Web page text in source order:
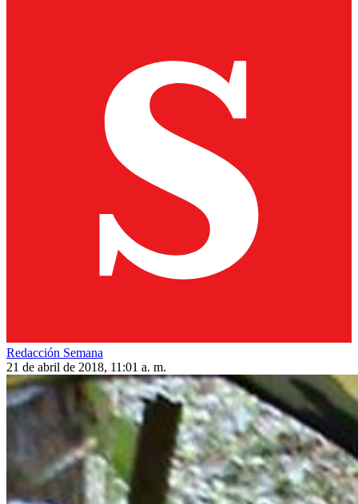
Redacción Semana
21 de abril de 2018, 11:01 a. m.